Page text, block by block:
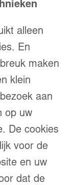
alleen
En
maken
klein
aan
op uw
De cookies
voor de
en uw
dat de